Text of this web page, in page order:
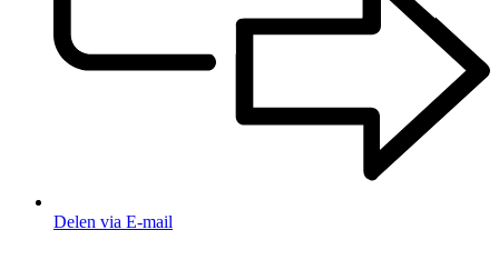
Delen via E-mail